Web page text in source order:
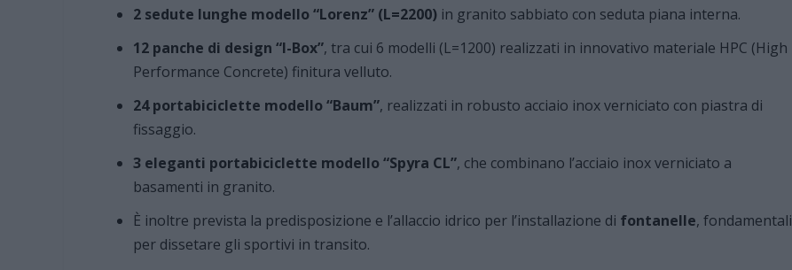
2 sedute lunghe modello “Lorenz” (L=2200) in granito sabbiato con seduta piana interna.
12 panche di design “I-Box”, tra cui 6 modelli (L=1200) realizzati in innovativo materiale HPC (High
Performance Concrete) finitura velluto.
24 portabiciclette modello “Baum”, realizzati in robusto acciaio inox verniciato con piastra di
fissaggio.
3 eleganti portabiciclette modello “Spyra CL”, che combinano l’acciaio inox verniciato a
basamenti in granito.
È inoltre prevista la predisposizione e l’allaccio idrico per l’installazione di fontanelle, fondamentali
per dissetare gli sportivi in transito.